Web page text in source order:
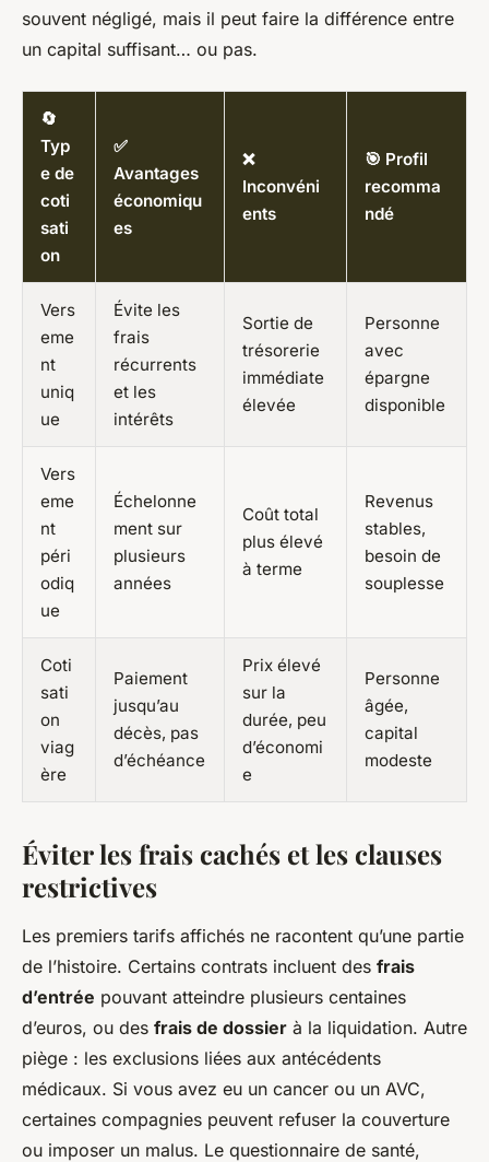
souvent négligé, mais il peut faire la différence entre
un capital suffisant… ou pas.
🔄
Typ
e de
coti
sati
on
✅
Avantages
économiqu
es
❌
Inconvéni
ents
🎯 Profil
recomma
ndé
Vers
eme
nt
uniq
ue
Évite les
frais
récurrents
et les
intérêts
Sortie de
trésorerie
immédiate
élevée
Personne
avec
épargne
disponible
Vers
eme
nt
péri
odiq
ue
Échelonne
ment sur
plusieurs
années
Coût total
plus élevé
à terme
Revenus
stables,
besoin de
souplesse
Coti
sati
on
viag
ère
Paiement
jusqu’au
décès, pas
d’échéance
Prix élevé
sur la
durée, peu
d’économi
e
Personne
âgée,
capital
modeste
Éviter les frais cachés et les clauses
restrictives
Les premiers tarifs affichés ne racontent qu’une partie
de l’histoire. Certains contrats incluent des frais
d’entrée pouvant atteindre plusieurs centaines
d’euros, ou des frais de dossier à la liquidation. Autre
piège : les exclusions liées aux antécédents
médicaux. Si vous avez eu un cancer ou un AVC,
certaines compagnies peuvent refuser la couverture
ou imposer un malus. Le questionnaire de santé,